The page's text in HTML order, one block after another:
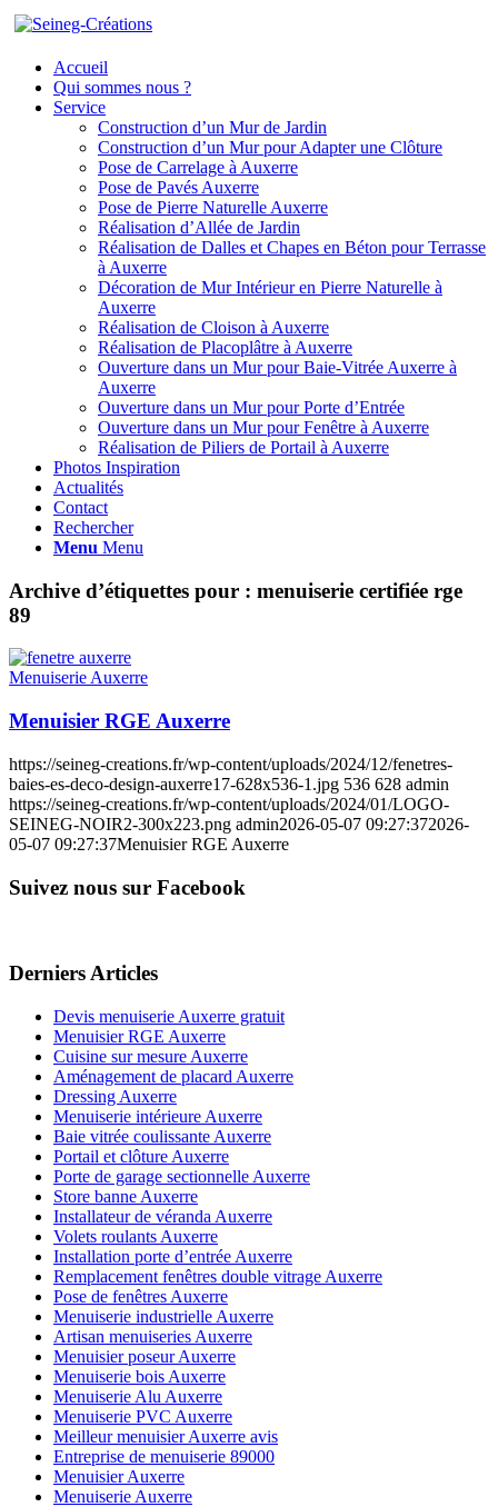
Accueil
Qui sommes nous ?
Service
Construction d’un Mur de Jardin
Construction d’un Mur pour Adapter une Clôture
Pose de Carrelage à Auxerre
Pose de Pavés Auxerre
Pose de Pierre Naturelle Auxerre
Réalisation d’Allée de Jardin
Réalisation de Dalles et Chapes en Béton pour Terrasse
à Auxerre
Décoration de Mur Intérieur en Pierre Naturelle à
Auxerre
Réalisation de Cloison à Auxerre
Réalisation de Placoplâtre à Auxerre
Ouverture dans un Mur pour Baie-Vitrée Auxerre à
Auxerre
Ouverture dans un Mur pour Porte d’Entrée
Ouverture dans un Mur pour Fenêtre à Auxerre
Réalisation de Piliers de Portail à Auxerre
Photos Inspiration
Actualités
Contact
Rechercher
Menu Menu
Archive d’étiquettes pour : menuiserie certifiée rge
89
Menuiserie Auxerre
Menuisier RGE Auxerre
https://seineg-creations.fr/wp-content/uploads/2024/12/fenetres-
baies-es-deco-design-auxerre17-628x536-1.jpg 536 628 admin
https://seineg-creations.fr/wp-content/uploads/2024/01/LOGO-
SEINEG-NOIR2-300x223.png admin2026-05-07 09:27:372026-
05-07 09:27:37Menuisier RGE Auxerre
Suivez nous sur Facebook
Derniers Articles
Devis menuiserie Auxerre gratuit
Menuisier RGE Auxerre
Cuisine sur mesure Auxerre
Aménagement de placard Auxerre
Dressing Auxerre
Menuiserie intérieure Auxerre
Baie vitrée coulissante Auxerre
Portail et clôture Auxerre
Porte de garage sectionnelle Auxerre
Store banne Auxerre
Installateur de véranda Auxerre
Volets roulants Auxerre
Installation porte d’entrée Auxerre
Remplacement fenêtres double vitrage Auxerre
Pose de fenêtres Auxerre
Menuiserie industrielle Auxerre
Artisan menuiseries Auxerre
Menuisier poseur Auxerre
Menuiserie bois Auxerre
Menuiserie Alu Auxerre
Menuiserie PVC Auxerre
Meilleur menuisier Auxerre avis
Entreprise de menuiserie 89000
Menuisier Auxerre
Menuiserie Auxerre